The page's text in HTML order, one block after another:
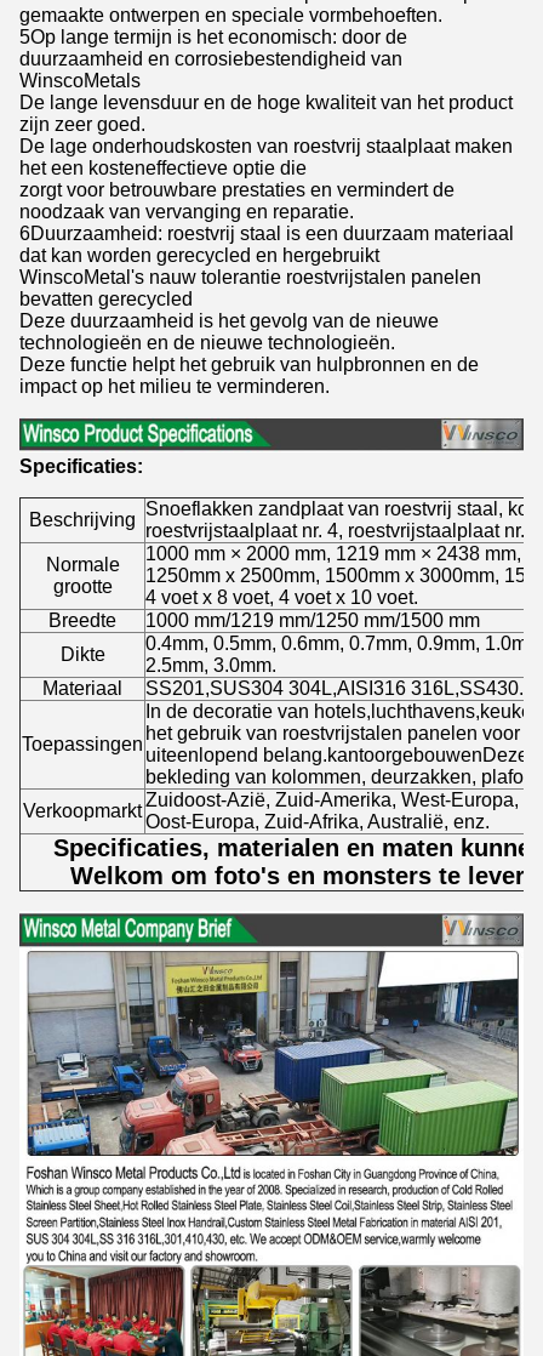
gemaakte ontwerpen en speciale vormbehoeften.
5Op lange termijn is het economisch: door de
duurzaamheid en corrosiebestendigheid van
WinscoMetals
De lange levensduur en de hoge kwaliteit van het product
zijn zeer goed.
De lage onderhoudskosten van roestvrij staalplaat maken
het een kosteneffectieve optie die
zorgt voor betrouwbare prestaties en vermindert de
noodzaak van vervanging en reparatie.
6Duurzaamheid: roestvrij staal is een duurzaam materiaal
dat kan worden gerecycled en hergebruikt
WinscoMetal's nauw tolerantie roestvrijstalen panelen
bevatten gerecycled
Deze duurzaamheid is het gevolg van de nieuwe
technologieën en de nieuwe technologieën.
Deze functie helpt het gebruik van hulpbronnen en de
impact op het milieu te verminderen.
Specificaties:
Beschrijving
Snoeflakken zandplaat van roestvrij staal,
roestvrijstaalplaat nr. 4, roestvrijstaalplaat nr. 4
Normale
grootte
1000 mm × 2000 mm, 1219 mm × 2438 mm,
1250mm x 2500mm, 1500mm x 3000mm,
4 voet x 8 voet, 4 voet x 10 voet.
Breedte
1000 mm/1219 mm/1250 mm/1500 mm
Dikte
0.4mm, 0.5mm, 0.6mm, 0.7mm, 0.9mm,
2.5mm, 3.0mm.
Materiaal
SS201,SUS304 304L,AISI316 316L,SS430.
Toepassingen
In de decoratie van
het gebruik van roestvrijstalen panelen voor
uiteenlopend belang.kantoorgebouwenDeze
bekleding van kolommen, deurzakken,
Verkoopmarkt
Zuidoost-Azië, Zuid-Amerika, West-Europa,
Oost-Europa, Zuid-Afrika, Australië, enz.
Specificaties, materialen en maten
Welkom om foto's en monsters te